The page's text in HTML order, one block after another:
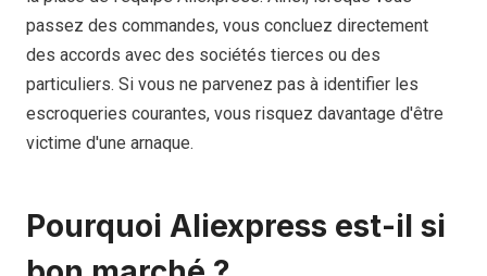
passez des commandes, vous concluez directement
des accords avec des sociétés tierces ou des
particuliers. Si vous ne parvenez pas à identifier les
escroqueries courantes, vous risquez davantage d'être
victime d'une arnaque.
Pourquoi Aliexpress est-il si